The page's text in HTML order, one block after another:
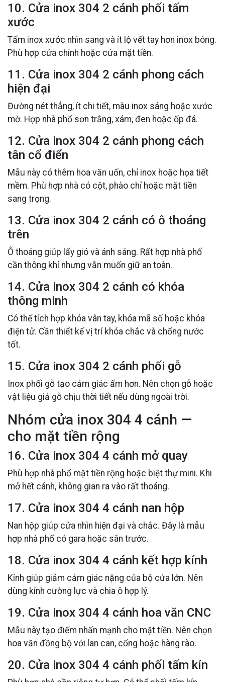
10. Cửa inox 304 2 cánh phối tấm
xước
Tấm inox xước nhìn sang và ít lộ vết tay hơn inox bóng.
Phù hợp cửa chính hoặc cửa mặt tiền.
11. Cửa inox 304 2 cánh phong cách
hiện đại
Đường nét thẳng, ít chi tiết, màu inox sáng hoặc xước
mờ. Hợp nhà phố sơn trắng, xám, đen hoặc ốp đá.
12. Cửa inox 304 2 cánh phong cách
tân cổ điển
Mẫu này có thêm hoa văn uốn, chỉ inox hoặc họa tiết
mềm. Phù hợp nhà có cột, phào chỉ hoặc mặt tiền
sang trọng.
13. Cửa inox 304 2 cánh có ô thoáng
trên
Ô thoáng giúp lấy gió và ánh sáng. Rất hợp nhà phố
cần thông khí nhưng vẫn muốn giữ an toàn.
14. Cửa inox 304 2 cánh có khóa
thông minh
Có thể tích hợp khóa vân tay, khóa mã số hoặc khóa
điện tử. Cần thiết kế vị trí khóa chắc và chống nước
tốt.
15. Cửa inox 304 2 cánh phối gỗ
Inox phối gỗ tạo cảm giác ấm hơn. Nên chọn gỗ hoặc
vật liệu giả gỗ chịu thời tiết nếu dùng ngoài trời.
Nhóm cửa inox 304 4 cánh —
cho mặt tiền rộng
16. Cửa inox 304 4 cánh mở quay
Phù hợp nhà phố mặt tiền rộng hoặc biệt thự mini. Khi
mở hết cánh, không gian ra vào rất thoáng.
17. Cửa inox 304 4 cánh nan hộp
Nan hộp giúp cửa nhìn hiện đại và chắc. Đây là mẫu
hợp nhà phố có gara hoặc sân trước.
18. Cửa inox 304 4 cánh kết hợp kính
Kính giúp giảm cảm giác nặng của bộ cửa lớn. Nên
dùng kính cường lực và chia ô hợp lý.
19. Cửa inox 304 4 cánh hoa văn CNC
Mẫu này tạo điểm nhấn mạnh cho mặt tiền. Nên chọn
hoa văn đồng bộ với lan can, cổng hoặc hàng rào.
20. Cửa inox 304 4 cánh phối tấm kín